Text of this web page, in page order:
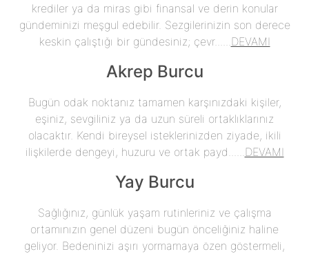
krediler ya da miras gibi finansal ve derin konular
gündeminizi meşgul edebilir. Sezgilerinizin son derece
keskin çalıştığı bir gündesiniz; çevr...... DEVAMI
Akrep Burcu
Bugün odak noktanız tamamen karşınızdaki kişiler,
eşiniz, sevgiliniz ya da uzun süreli ortaklıklarınız
olacaktır. Kendi bireysel isteklerinizden ziyade, ikili
ilişkilerde dengeyi, huzuru ve ortak payd...... DEVAMI
Yay Burcu
Sağlığınız, günlük yaşam rutinleriniz ve çalışma
ortamınızın genel düzeni bugün önceliğiniz haline
geliyor. Bedeninizi aşırı yormamaya özen göstermeli,